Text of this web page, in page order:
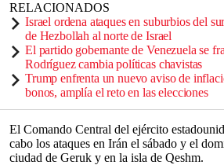
RELACIONADOS
Israel ordena ataques en suburbios del
de Hezbollah al norte de Israel
El partido gobernante de Venezuela se
Rodríguez cambia políticas chavistas
Trump enfrenta un nuevo aviso de
bonos, amplía el reto en las elecciones
El Comando Central del ejército
cabo los ataques en Irán el sábado y el
ciudad de Geruk y en la isla de Qeshm.